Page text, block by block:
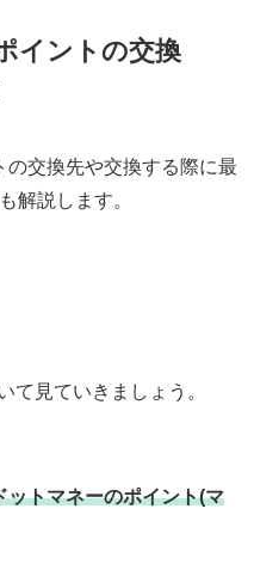
イントの交換
交換先や交換する際に最
解説します。
て見ていきましょう。
ットマネーのポイント(マ